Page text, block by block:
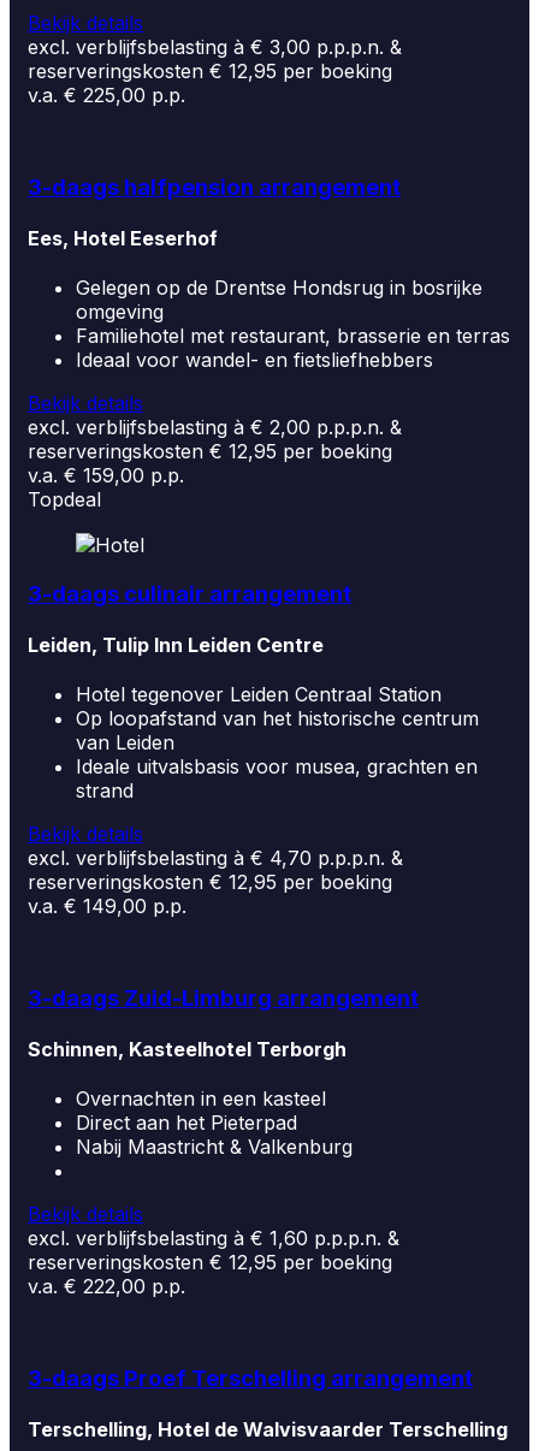
Bekijk details
excl. verblijfsbelasting à € 3,00 p.p.p.n. &
reserveringskosten € 12,95 per boeking
v.a. € 225,00 p.p.
3-daags halfpension arrangement
Ees, Hotel Eeserhof
Gelegen op de Drentse Hondsrug in bosrijke
omgeving
Familiehotel met restaurant, brasserie en terras
Ideaal voor wandel- en fietsliefhebbers
Bekijk details
excl. verblijfsbelasting à € 2,00 p.p.p.n. &
reserveringskosten € 12,95 per boeking
v.a. € 159,00 p.p.
Topdeal
3-daags culinair arrangement
Leiden, Tulip Inn Leiden Centre
Hotel tegenover Leiden Centraal Station
Op loopafstand van het historische centrum
van Leiden
Ideale uitvalsbasis voor musea, grachten en
strand
Bekijk details
excl. verblijfsbelasting à € 4,70 p.p.p.n. &
reserveringskosten € 12,95 per boeking
v.a. € 149,00 p.p.
3-daags Zuid-Limburg arrangement
Schinnen, Kasteelhotel Terborgh
Overnachten in een kasteel
Direct aan het Pieterpad
Nabij Maastricht & Valkenburg
Bekijk details
excl. verblijfsbelasting à € 1,60 p.p.p.n. &
reserveringskosten € 12,95 per boeking
v.a. € 222,00 p.p.
3-daags Proef Terschelling arrangement
Terschelling, Hotel de Walvisvaarder Terschelling